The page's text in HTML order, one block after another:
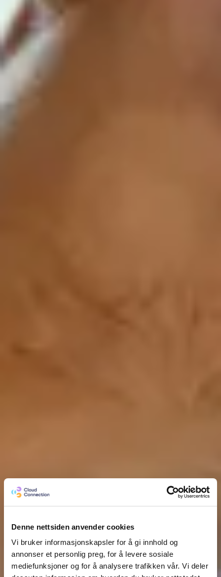
Denne nettsiden anvender cookies
Vi bruker informasjonskapsler for å gi innhold og
annonser et personlig preg, for å levere sosiale
mediefunksjoner og for å analysere trafikken vår. Vi deler